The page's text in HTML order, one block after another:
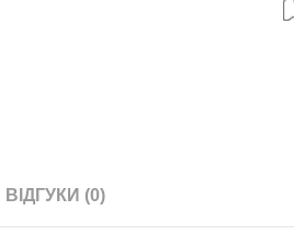
ВІДГУКИ (0)